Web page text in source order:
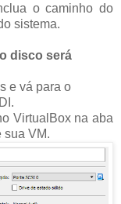
o caminho do
sistema.
disco será
e vá para o
VirtualBox na aba
sua VM.